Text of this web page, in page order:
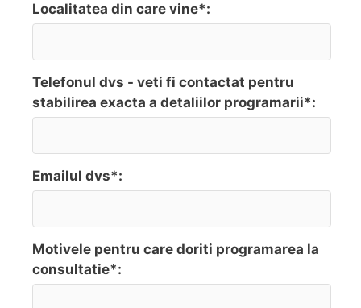
Localitatea din care vine*:
Telefonul dvs - veti fi contactat pentru
stabilirea exacta a detaliilor programarii*:
Emailul dvs*:
Motivele pentru care doriti programarea la
consultatie*: